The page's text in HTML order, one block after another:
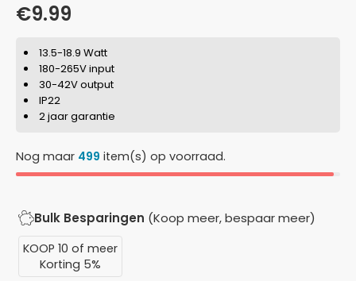
€9.99
13.5-18.9 Watt
180-265V input
30-42V output
IP22
2 jaar garantie
Nog maar 499 item(s) op voorraad.
Bulk Besparingen (Koop meer, bespaar meer)
KOOP 10 of meer
Korting 5%